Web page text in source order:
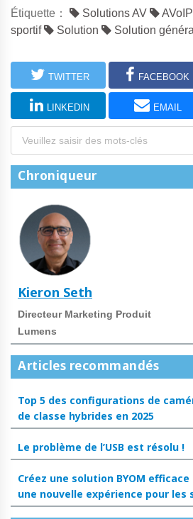
Étiquette： Solutions AV AVoIP
sportif
Solution Solution
TWITTER FACEBOOK
LINKEDIN EMAIL
Chroniqueur
Kieron Seth
Directeur Marketing Produit
Lumens
Articles recommandés
Top 5 des configurations de
de classe hybrides en 2025
Le problème de l’USB est résolu !
Créez une solution BYOM efficace
une nouvelle expérience pour les
les salles de classe